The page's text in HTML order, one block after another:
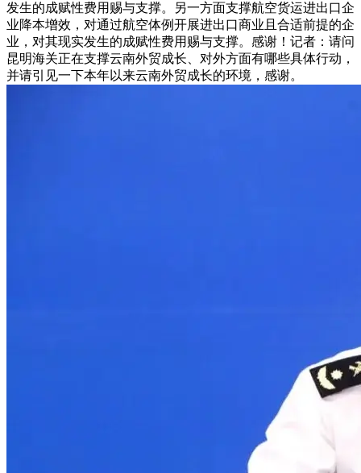
发生的成赋性费用赐与支撑。另一方面支撑航空货运进出口企
业降本增效，对通过航空体例开展进出口商业且合适前提的企
业，对其现实发生的成赋性费用赐与支撑。感谢！记者：请问
昆明海关正在支撑云南外贸成长、对外方面有哪些具体行动，
并请引见一下本年以来云南外贸成长的环境，感谢。